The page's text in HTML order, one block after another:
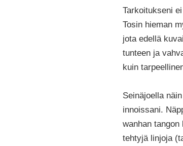
Tarkoitukseni
Tosin hieman
jota edellä
tunteen ja
kuin
Seinäjoella
innoissani.
wanhan
tehtyjä linjoja